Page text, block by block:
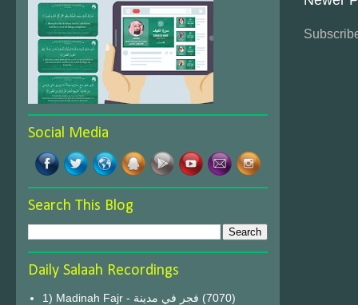
Social Media
Search This Blog
Daily Salaah Recordings
1) Madinah Fajr - فجر في مدينة (7070)